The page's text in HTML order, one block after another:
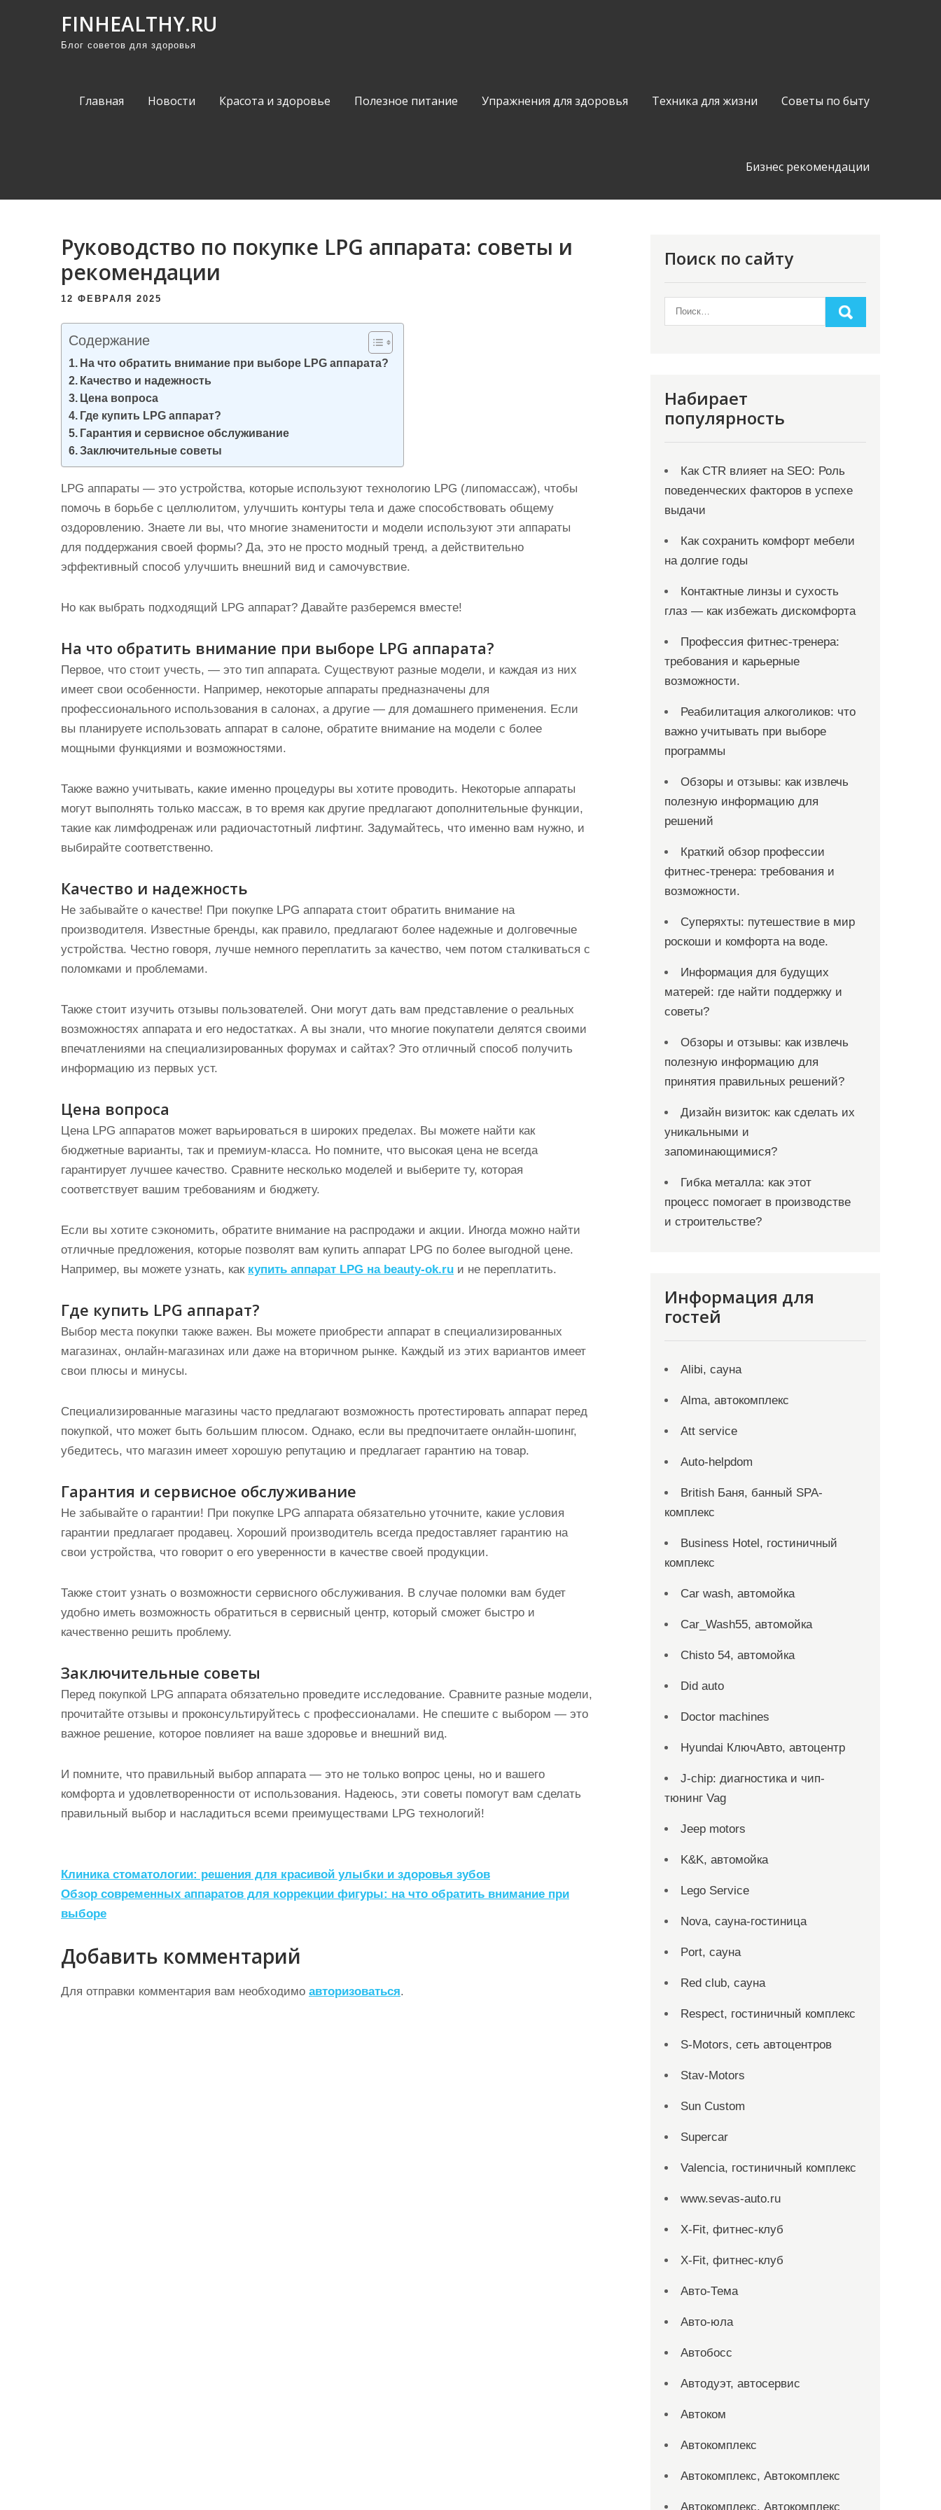
FINHEALTHY.RU
Блог советов для здоровья
Главная Новости Красота и здоровье Полезное питание Упражнения для здоровья Техника для жизни Советы по быту
Бизнес рекомендации
Руководство по покупке LPG аппарата: советы и
рекомендации
12 ФЕВРАЛЯ 2025
Содержание
На что обратить внимание при выборе LPG аппарата?
Качество и надежность
Цена вопроса
Где купить LPG аппарат?
Гарантия и сервисное обслуживание
Заключительные советы
LPG аппараты — это устройства, которые используют технологию LPG (липомассаж), чтобы
помочь в борьбе с целлюлитом, улучшить контуры тела и даже способствовать общему
оздоровлению. Знаете ли вы, что многие знаменитости и модели используют эти аппараты
для поддержания своей формы? Да, это не просто модный тренд, а действительно
эффективный способ улучшить внешний вид и самочувствие.
Но как выбрать подходящий LPG аппарат? Давайте разберемся вместе!
На что обратить внимание при выборе LPG аппарата?
Первое, что стоит учесть, — это тип аппарата. Существуют разные модели, и каждая из них
имеет свои особенности. Например, некоторые аппараты предназначены для
профессионального использования в салонах, а другие — для домашнего применения. Если
вы планируете использовать аппарат в салоне, обратите внимание на модели с более
мощными функциями и возможностями.
Также важно учитывать, какие именно процедуры вы хотите проводить. Некоторые аппараты
могут выполнять только массаж, в то время как другие предлагают дополнительные функции,
такие как лимфодренаж или радиочастотный лифтинг. Задумайтесь, что именно вам нужно, и
выбирайте соответственно.
Качество и надежность
Не забывайте о качестве! При покупке LPG аппарата стоит обратить внимание на
производителя. Известные бренды, как правило, предлагают более надежные и долговечные
устройства. Честно говоря, лучше немного переплатить за качество, чем потом сталкиваться с
поломками и проблемами.
Также стоит изучить отзывы пользователей. Они могут дать вам представление о реальных
возможностях аппарата и его недостатках. А вы знали, что многие покупатели делятся своими
впечатлениями на специализированных форумах и сайтах? Это отличный способ получить
информацию из первых уст.
Цена вопроса
Цена LPG аппаратов может варьироваться в широких пределах. Вы можете найти как
бюджетные варианты, так и премиум-класса. Но помните, что высокая цена не всегда
гарантирует лучшее качество. Сравните несколько моделей и выберите ту, которая
соответствует вашим требованиям и бюджету.
Если вы хотите сэкономить, обратите внимание на распродажи и акции. Иногда можно найти
отличные предложения, которые позволят вам купить аппарат LPG по более выгодной цене.
Например, вы можете узнать, как купить аппарат LPG на beauty-ok.ru и не переплатить.
Где купить LPG аппарат?
Выбор места покупки также важен. Вы можете приобрести аппарат в специализированных
магазинах, онлайн-магазинах или даже на вторичном рынке. Каждый из этих вариантов имеет
свои плюсы и минусы.
Специализированные магазины часто предлагают возможность протестировать аппарат перед
покупкой, что может быть большим плюсом. Однако, если вы предпочитаете онлайн-шопинг,
убедитесь, что магазин имеет хорошую репутацию и предлагает гарантию на товар.
Гарантия и сервисное обслуживание
Не забывайте о гарантии! При покупке LPG аппарата обязательно уточните, какие условия
гарантии предлагает продавец. Хороший производитель всегда предоставляет гарантию на
свои устройства, что говорит о его уверенности в качестве своей продукции.
Также стоит узнать о возможности сервисного обслуживания. В случае поломки вам будет
удобно иметь возможность обратиться в сервисный центр, который сможет быстро и
качественно решить проблему.
Заключительные советы
Перед покупкой LPG аппарата обязательно проведите исследование. Сравните разные модели,
прочитайте отзывы и проконсультируйтесь с профессионалами. Не спешите с выбором — это
важное решение, которое повлияет на ваше здоровье и внешний вид.
И помните, что правильный выбор аппарата — это не только вопрос цены, но и вашего
комфорта и удовлетворенности от использования. Надеюсь, эти советы помогут вам сделать
правильный выбор и насладиться всеми преимуществами LPG технологий!
Н
а
в
и
г
а
Клиника стоматологии: решения для красивой улыбки и здоровья зубов
Обзор современных аппаратов для коррекции фигуры: на что обратить внимание при
выборе
Добавить комментарий
Для отправки комментария вам необходимо авторизоваться.
Поиск по сайту
Набирает
популярность
Как CTR влияет на SEO: Роль
поведенческих факторов в успехе
выдачи
Как сохранить комфорт мебели
на долгие годы
Контактные линзы и сухость
глаз — как избежать дискомфорта
Профессия фитнес-тренера:
требования и карьерные
возможности.
Реабилитация алкоголиков: что
важно учитывать при выборе
программы
Обзоры и отзывы: как извлечь
полезную информацию для
решений
Краткий обзор профессии
фитнес-тренера: требования и
возможности.
Суперяхты: путешествие в мир
роскоши и комфорта на воде.
Информация для будущих
матерей: где найти поддержку и
советы?
Обзоры и отзывы: как извлечь
полезную информацию для
принятия правильных решений?
Дизайн визиток: как сделать их
уникальными и
запоминающимися?
Гибка металла: как этот
процесс помогает в производстве
и строительстве?
Информация для
гостей
Alibi, сауна
Alma, автокомплекс
Att service
Auto-helpdom
British Баня, банный SPA-
комплекс
Business Hotel, гостиничный
комплекс
Car wash, автомойка
Car_Wash55, автомойка
Chisto 54, автомойка
Did auto
Doctor machines
Hyundai КлючАвто, автоцентр
J-chip: диагностика и чип-
тюнинг Vag
Jeep motors
K&K, автомойка
Lego Service
Nova, сауна-гостиница
Port, сауна
Red сlub, сауна
Respect, гостиничный комплекс
S-Motors, сеть автоцентров
Stav-Motors
Sun Custom
Supercar
Valencia, гостиничный комплекс
www.sevas-auto.ru
X-Fit, фитнес-клуб
X-Fit, фитнес-клуб
Авто-Тема
Авто-юла
Автобосс
Автодуэт, автосервис
Автоком
Автокомплекс
Автокомплекс, Автокомплекс
Автокомплекс, Автокомплекс